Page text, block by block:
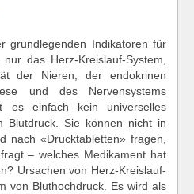
grundlegenden Indikatoren für
das Herz-Kreislauf-System,
der Nieren, der endokrinen
und des Nervensystems
es einfach kein universelles
Blutdruck. Sie können nicht in
nach «Drucktabletten» fragen,
– welches Medikament hat
Ursachen von Herz-Kreislauf-
von Bluthochdruck. Es wird als